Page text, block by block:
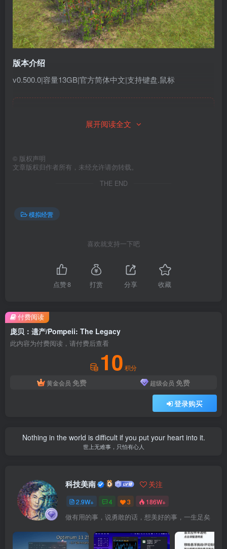
版本介绍
v0.500.0|容量13GB|官方简体中文|支持键盘.鼠标
展开阅读全文
© 版权声明
文章版权归作者所有，未经允许请勿转载。
THE END
模拟经营
喜欢就支持一下吧
点赞8 打赏 分享 收藏
庞贝：遗产/Pompeii: The Legacy
此内容为付费阅读，请付费后查看
10 积分
黄金会员 免费 超级会员 免费
登录购买
付费阅读
Nothing in the world is difficult if you put your heart into it.
世上无难事，只怕有心人
科技美南 关注
2.9W+ 4 3 186W+
做有用的事，说勇敢的话，想美好的事，一生足矣